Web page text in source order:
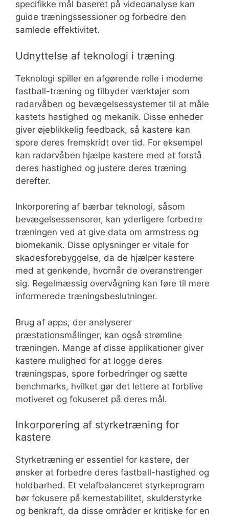
specifikke mål baseret på videoanalyse kan
guide træningssessioner og forbedre den
samlede effektivitet.
Udnyttelse af teknologi i træning
Teknologi spiller en afgørende rolle i moderne
fastball-træning og tilbyder værktøjer som
radarvåben og bevægelsessystemer til at måle
kastets hastighed og mekanik. Disse enheder
giver øjeblikkelig feedback, så kastere kan
spore deres fremskridt over tid. For eksempel
kan radarvåben hjælpe kastere med at forstå
deres hastighed og justere deres træning
derefter.
Inkorporering af bærbar teknologi, såsom
bevægelsessensorer, kan yderligere forbedre
træningen ved at give data om armstress og
biomekanik. Disse oplysninger er vitale for
skadesforebyggelse, da de hjælper kastere
med at genkende, hvornår de overanstrenger
sig. Regelmæssig overvågning kan føre til mere
informerede træningsbeslutninger.
Brug af apps, der analyserer
præstationsmålinger, kan også strømline
træningen. Mange af disse applikationer giver
kastere mulighed for at logge deres
træningspas, spore forbedringer og sætte
benchmarks, hvilket gør det lettere at forblive
motiveret og fokuseret på deres mål.
Inkorporering af styrketræning for
kastere
Styrketræning er essentiel for kastere, der
ønsker at forbedre deres fastball-hastighed og
holdbarhed. Et velafbalanceret styrkeprogram
bør fokusere på kernestabilitet, skulderstyrke
og benkraft, da disse områder er kritiske for en